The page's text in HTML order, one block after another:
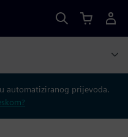
automatiziranog prijevoda.